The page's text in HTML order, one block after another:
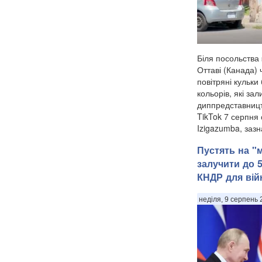
Біля посольства
Оттаві (Канада)
повітряні
кольорів, які
TikTok 7 серпня
Izigazumba,
Пустять на
залучити до
КНДР для
неділя, 9 серпень